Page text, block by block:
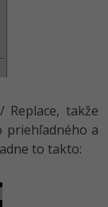
takže
priehľadného a
to takto: